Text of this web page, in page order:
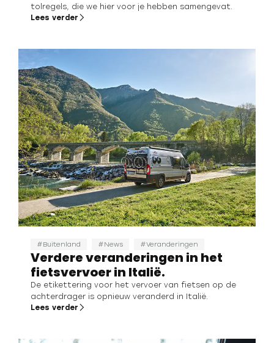
tolregels, die we hier voor je hebben samengevat.
Lees verder
Buitenland News Veranderingen
Verdere veranderingen in het
fietsvervoer in Italië.
De etikettering voor het vervoer van fietsen op de
achterdrager is opnieuw veranderd in Italië.
Lees verder